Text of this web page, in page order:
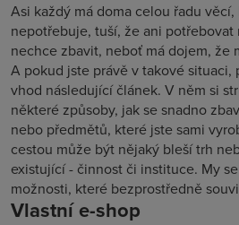
Asi každý má doma celou řadu
nepotřebuje, tuší, že ani potřebovat
nechce zbavit, neboť má dojem, že
A pokud jste právě v takové situaci,
vhod následující článek. V něm si
některé způsoby, jak se snadno
nebo předmětů, které jste sami
cestou může být nějaký bleší trh
existující - činnost či instituce. My
možnosti, které bezprostředně
Vlastní e-shop